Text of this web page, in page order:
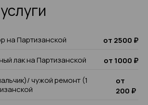
на Партизанской
от 2500 ₽
лак на Партизанской
от 1000 ₽
чужой ремонт (1
от
200 ₽